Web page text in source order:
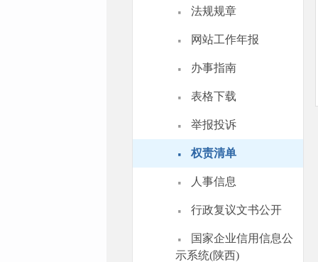
· 法规规章
· 网站工作年报
· 办事指南
· 表格下载
· 举报投诉
· 权责清单
· 人事信息
· 行政复议文书公开
·
国家企业信用信息公
示系统(陕西)